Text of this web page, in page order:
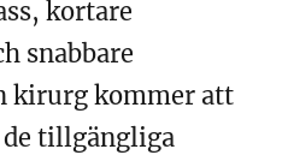
kortare
snabbare
kirurg kommer att
tillgängliga